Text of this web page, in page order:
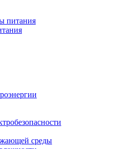
питания
среды